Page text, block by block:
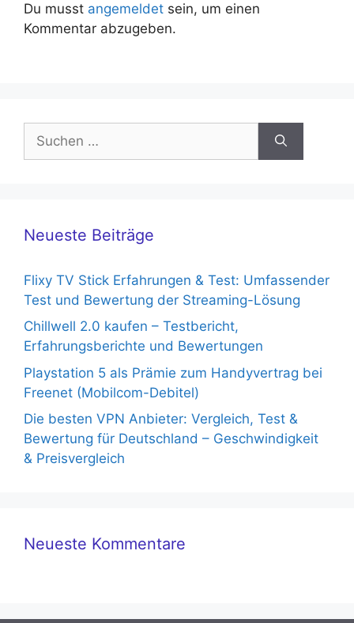
Du musst angemeldet sein, um einen
Kommentar abzugeben.
nach:
Neueste Beiträge
Flixy TV Stick Erfahrungen & Test: Umfassender
Test und Bewertung der Streaming-Lösung
Chillwell 2.0 kaufen – Testbericht,
Erfahrungsberichte und Bewertungen
Playstation 5 als Prämie zum Handyvertrag bei
Freenet (Mobilcom-Debitel)
Die besten VPN Anbieter: Vergleich, Test &
Bewertung für Deutschland – Geschwindigkeit
& Preisvergleich
Neueste Kommentare